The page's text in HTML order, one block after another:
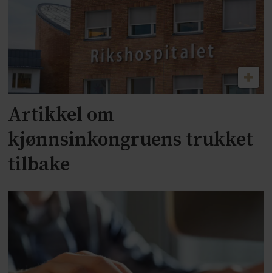
Artikkel om
kjønnsinkongruens trukket
tilbake